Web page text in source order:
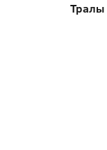
Тралы